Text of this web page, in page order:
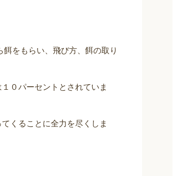
をもらい、飛び方、餌の取り
０パーセントとされていま
くることに全力を尽くしま